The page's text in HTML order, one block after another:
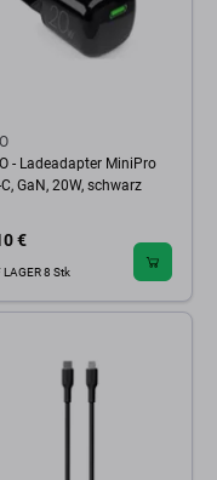
- Ladeadapter MiniPro
C, GaN, 20W, schwarz
€
LAGER 8 Stk